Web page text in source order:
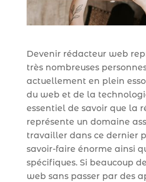
Devenir rédacteur web
très nombreuses
actuellement en plein
du web et de la
essentiel de savoir que la
représente un domaine
travailler dans ce dernier
savoir-faire énorme ainsi
spécifiques. Si beaucoup
web sans passer par des